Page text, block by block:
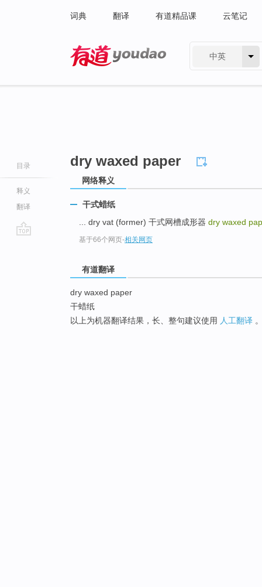
词典 翻译 有道精品课 云笔记
中英
目录
释义
翻译
dry waxed paper
网络释义
干式蜡纸
... dry vat (former) 干式网槽成形器 dry waxed
基于66个网页-相关网页
有道翻译
dry waxed paper
干蜡纸
以上为机器翻译结果，长、整句建议使用 人工翻译